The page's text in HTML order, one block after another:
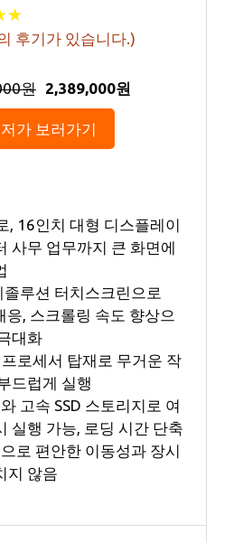
★
★
후기가 있습니다.)
원 2,389,000원
가 보러가기
, 16인치 대형 디스플레이
사무 업무까지 큰 화면에
루션 터치스크린으로
응, 스크롤링 속도 향상으
대화
로세서 탑재로 무거운 작
드럽게 실행
고속 SSD 스토리지로 여
실행 가능, 로딩 시간 단축
로 편안한 이동성과 장시
지 않음